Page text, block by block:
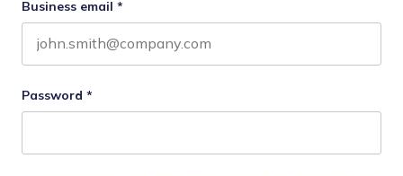
Business email *
Password *